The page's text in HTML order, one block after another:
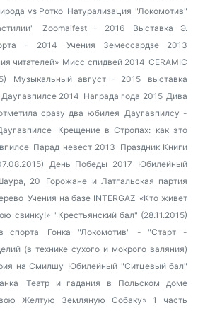
vs Ротко Натурализация "Локомотив"
Zoomaifest - 2016
Выставка Э.
- 2014
Учения Земессардзе 2013
читателей» Мисс спидвей 2014 CERAMIC
Музыкальный август - 2015
выставка
2014 Награда года 2015 Дива
сразу два юбилея Даугавпилсу -
Крещение в Стропах: как это
Парад невест 2013 Праздник Книги
День Победы 2017
Юбилейный
20
Горожане и Латгальская партия
Учения на базе INTERGAZ «Кто живет
свинку!» "Крестьянский бал" (28.11.2015)
спорта
Гонка "Локомотив" - "Старт -
(в технике сухого и мокрого валяния)
на Смилшу Юбилейный "Ситцевый бал"
Театр и гадания в Польском доме
Желтую Земляную Собаку» 1 часть